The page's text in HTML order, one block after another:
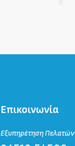
Επικοινωνία
Εξυπηρέτηση Πελατών